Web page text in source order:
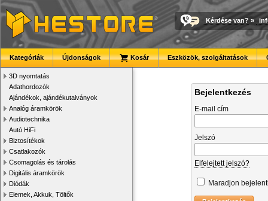
Kérdése van? »
Kategóriák Újdonságok Kosár Eszközök, szolgáltatások
3D nyomtatás
Adathordozók
Ajándékok, ajándékutalványok
Analóg áramkörök
Audiotechnika
Autó HiFi
Biztosítékok
Csatlakozók
Csomagolás és tárolás
Digitális áramkörök
Diódák
Elemek, Akkuk, Töltők
Bejelentkezés
E-mail cím
Jelszó
Elfelejtett jelszó?
Maradjon